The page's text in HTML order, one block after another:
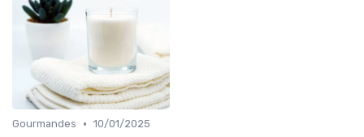
Gourmandes • 10/01/2025